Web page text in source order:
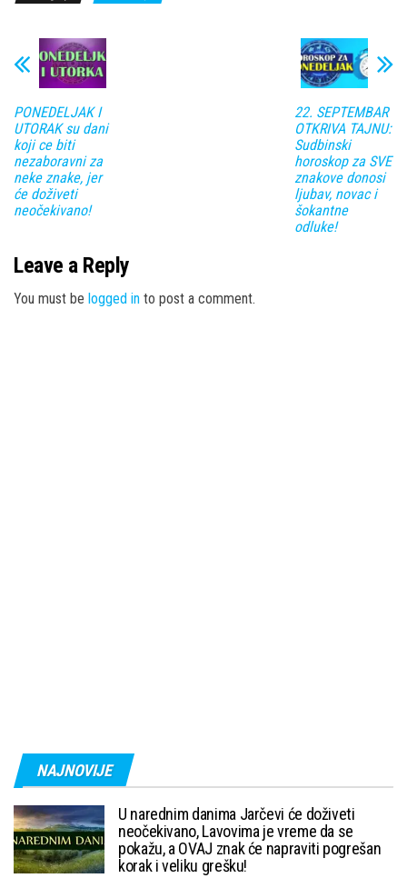
PONEDELJAK I
UTORAK su dani
koji ce biti
nezaboravni za
neke znake, jer
će doživeti
neočekivano!
22. SEPTEMBAR
OTKRIVA TAJNU:
Sudbinski
horoskop za SVE
znakove donosi
ljubav, novac i
šokantne
odluke!
Leave a Reply
You must be logged in to post a comment.
NAJNOVIJE
U narednim danima Jarčevi će doživeti
neočekivano, Lavovima je vreme da se
pokažu, a OVAJ znak će napraviti pogrešan
korak i veliku grešku!